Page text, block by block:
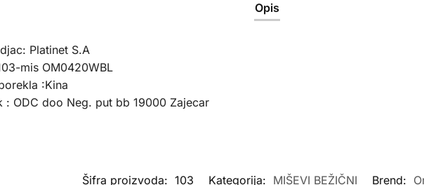
Opis
Platinet S.A
mis OM0420WBL
:Kina
: ODC doo Neg. put bb 19000 Zajecar
Šifra proizvoda: 103 Kategorija: MIŠEVI BEŽIČNI Brend: